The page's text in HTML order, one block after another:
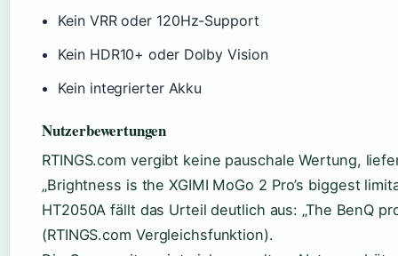
Kein VRR oder 120Hz-Support
Kein HDR10+ oder Dolby Vision
Kein integrierter Akku
Nutzerbewertungen
RTINGS.com vergibt keine pauschale Wertung,
„Brightness is the XGIMI MoGo 2 Pro’s biggest
HT2050A fällt das Urteil deutlich aus: „The BenQ
(RTINGS.com Vergleichsfunktion).